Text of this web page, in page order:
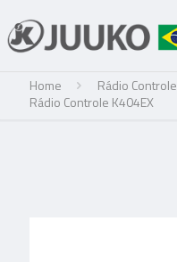
Home Rádio Controle
Rádio Controle K404EX